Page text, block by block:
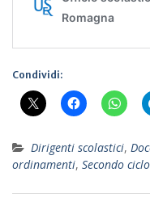
Condividi:
Dirigenti scolastici,
ordinamenti, Secondo ciclo